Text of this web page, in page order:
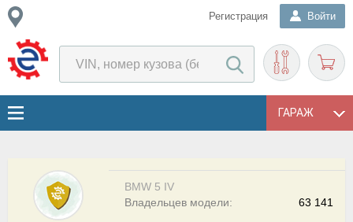
Регистрация Войти
ГАРАЖ
BMW 5 IV
63 141
Владельцев модели: